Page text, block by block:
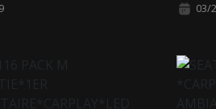
03/